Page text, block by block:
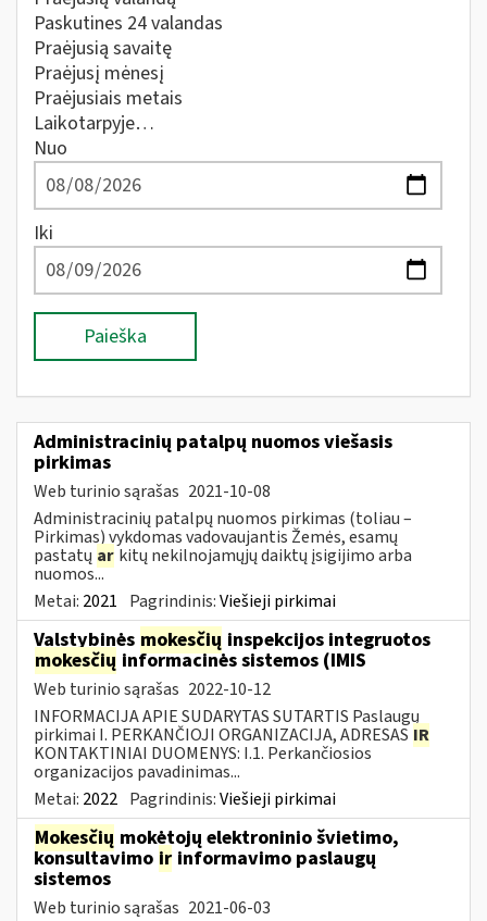
Paskutines 24 valandas
Praėjusią savaitę
Praėjusį mėnesį
Praėjusiais metais
Laikotarpyje…
Nuo
Iki
Paieška
Administracinių patalpų nuomos viešasis
pirkimas
Web turinio sąrašas 2021-10-08
Administracinių patalpų nuomos pirkimas (toliau –
Pirkimas) vykdomas vadovaujantis Žemės, esamų
pastatų ar kitų nekilnojamųjų daiktų įsigijimo arba
nuomos...
Metai: 2021 Pagrindinis:Viešieji pirkimai
Valstybinės mokesčių inspekcijos integruotos
mokesčių informacinės sistemos (IMIS
Web turinio sąrašas 2022-10-12
INFORMACIJA APIE SUDARYTAS SUTARTIS Paslaugų
pirkimai I. PERKANČIOJI ORGANIZACIJA, ADRESAS IR
KONTAKTINIAI DUOMENYS: I.1. Perkančiosios
organizacijos pavadinimas...
Metai: 2022 Pagrindinis:Viešieji pirkimai
Mokesčių mokėtojų elektroninio švietimo,
konsultavimo ir informavimo paslaugų
sistemos
Web turinio sąrašas 2021-06-03